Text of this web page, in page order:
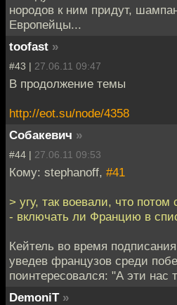
нородов к ним придут,
Европейцы...
toofast »
#43 | 27.06.11 09:47
В продолжение темы
http://eot.su/node/4358
Собакевич »
#44 | 27.06.11 09:53
Кому: stephanoff, #41
> угу, так воевали, что
- включать ли Францию в
Кейтель во время
уведев французов среди
поинтересовался: "А эти нас
DemoniT »